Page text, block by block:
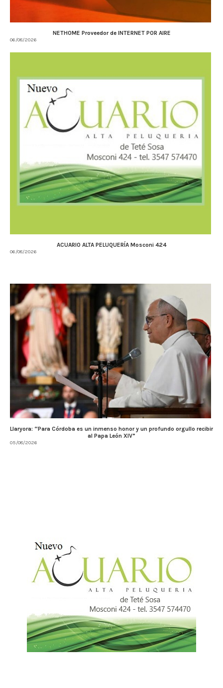
NETHOME Proveedor de INTERNET POR AIRE
06/08/2026
ACUARIO ALTA PELUQUERÍA Mosconi 424
06/08/2026
Llaryora: “Para Córdoba es un inmenso honor y un profundo orgullo recibir
al Papa León XIV”
05/08/2026